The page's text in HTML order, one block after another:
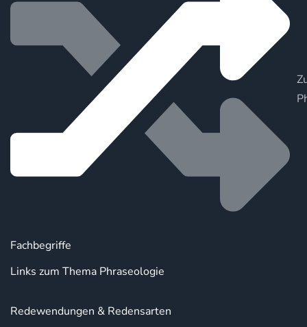
Fachbegriffe
Links zum Thema Phraseologie
Redewendungen & Redensarten